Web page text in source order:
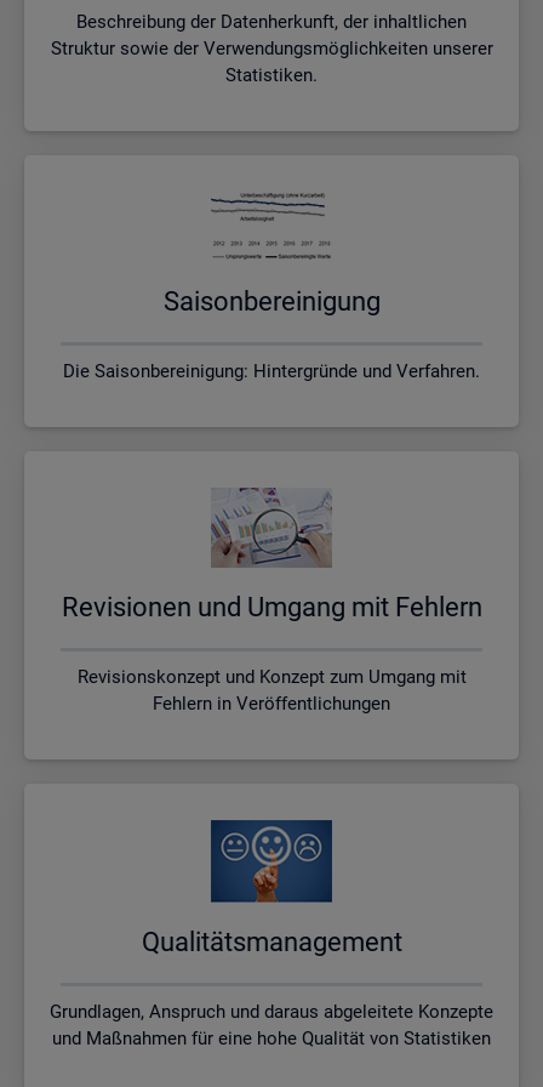
Beschreibung der Datenherkunft, der inhaltlichen
Struktur sowie der Verwendungsmöglichkeiten unserer
Statistiken.
Sai­son­be­rei­ni­gung
Die Saisonbereinigung: Hintergründe und Verfahren.
Re­vi­sio­nen und Um­gang mit Feh­lern
Revisionskonzept und Konzept zum Umgang mit
Fehlern in Veröffentlichungen
Qua­li­täts­ma­nage­ment
Grundlagen, Anspruch und daraus abgeleitete Konzepte
und Maßnahmen für eine hohe Qualität von Statistiken